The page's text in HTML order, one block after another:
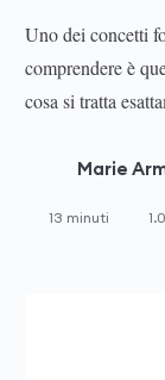
Uno dei concetti
comprendere è
cosa si tratta
Marie
13 minuti